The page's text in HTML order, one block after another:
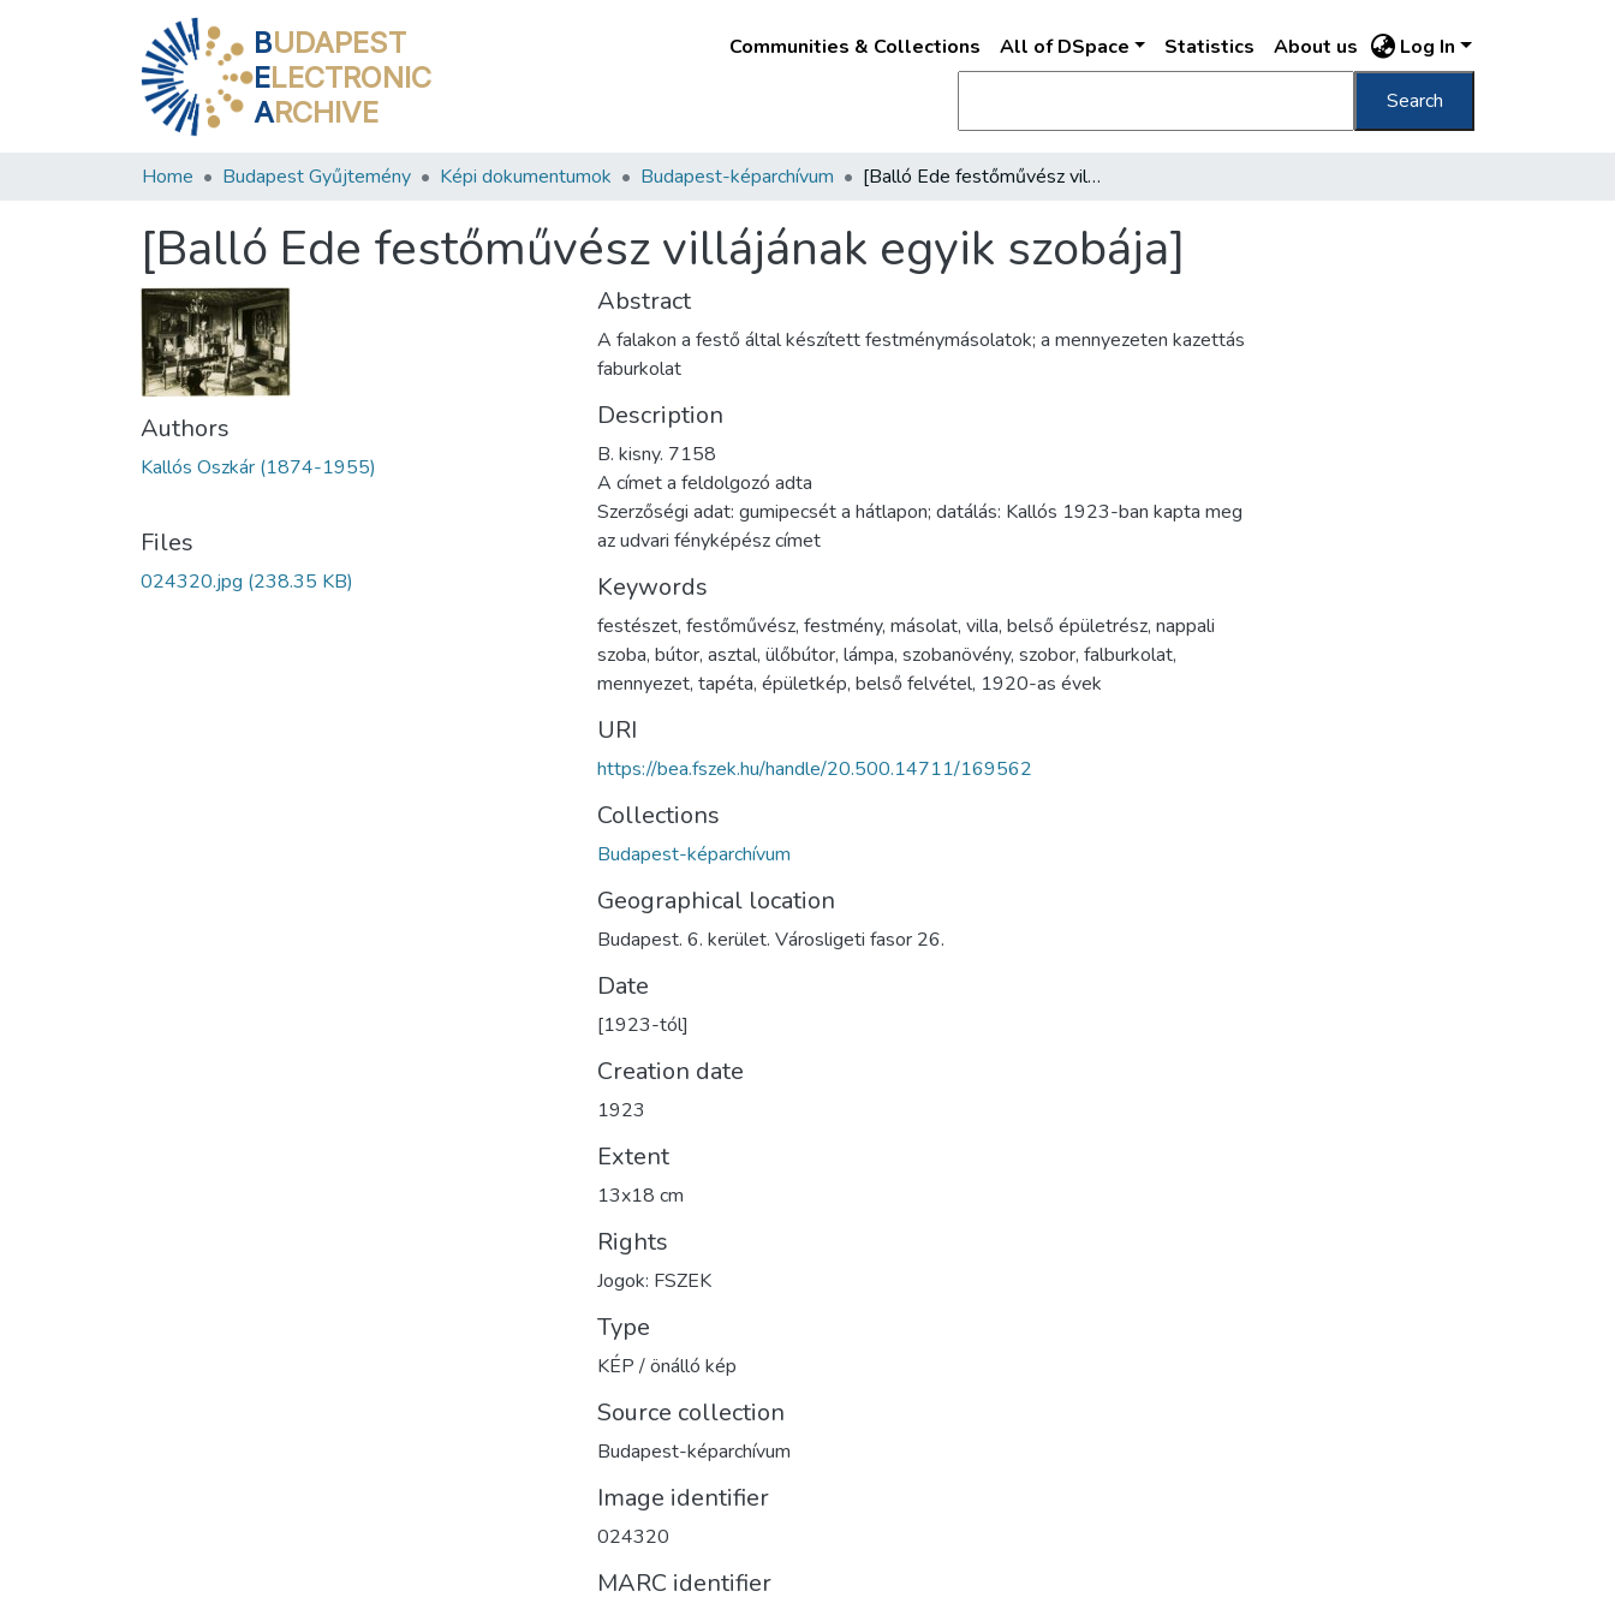
BUDAPEST
ELECTRONIC
ARCHIVE
Communities & Collections All of DSpace Statistics About us Log In
Search
Home Budapest Gyűjtemény Képi dokumentumok Budapest-képarchívum [Balló Ede festőművész villájának egyik szobája]
[Balló Ede festőművész villájának egyik szobája]
Authors
Kallós Oszkár (1874-1955)
Files
024320.jpg (238.35 KB)
Abstract
A falakon a festő által készített festménymásolatok; a mennyezeten kazettás
faburkolat
Description
B. kisny. 7158
A címet a feldolgozó adta
Szerzőségi adat: gumipecsét a hátlapon; datálás: Kallós 1923-ban kapta meg
az udvari fényképész címet
Keywords
festészet, festőművész, festmény, másolat, villa, belső épületrész, nappali
szoba, bútor, asztal, ülőbútor, lámpa, szobanövény, szobor, falburkolat,
mennyezet, tapéta, épületkép, belső felvétel, 1920-as évek
URI
https://bea.fszek.hu/handle/20.500.14711/169562
Collections
Budapest-képarchívum
Geographical location
Budapest. 6. kerület. Városligeti fasor 26.
Date
[1923-tól]
Creation date
1923
Extent
13x18 cm
Rights
Jogok: FSZEK
Type
KÉP / önálló kép
Source collection
Budapest-képarchívum
Image identifier
024320
MARC identifier